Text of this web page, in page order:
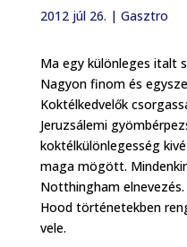
2012 júl 26. | Gasztro
Ma egy különleges italt
Nagyon finom és
Koktélkedvelők
Jeruzsálemi
koktélkülönlegesség
maga mögött.
Notthingham
Hood történetekben
vele.